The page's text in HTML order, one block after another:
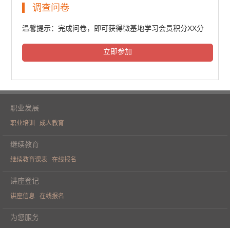
6481人次观看
民法典普法培训（三）
6407人次观看
《人工智能重构财务价值》学术论坛
调查问卷
温馨提示：完成问卷，即可获得微基地学习会员积分XX分
立即参加
职业发展
职业培训 成人教育
继续教育
继续教育课表 在线报名
讲座登记
讲座信息 在线报名
为您服务